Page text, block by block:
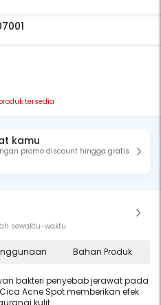
tersedia
kamu
promo discount hingga gratis
sewaktu-waktu
Bahan Produk
bakteri penyebab jerawat pada
Acne Spot memberikan efek
kulit